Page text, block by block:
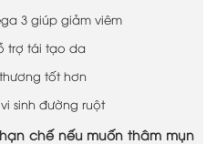
3 giúp giảm viêm
trợ tái tạo da
tốt hơn
sinh đường ruột
chế nếu muốn thâm mụn